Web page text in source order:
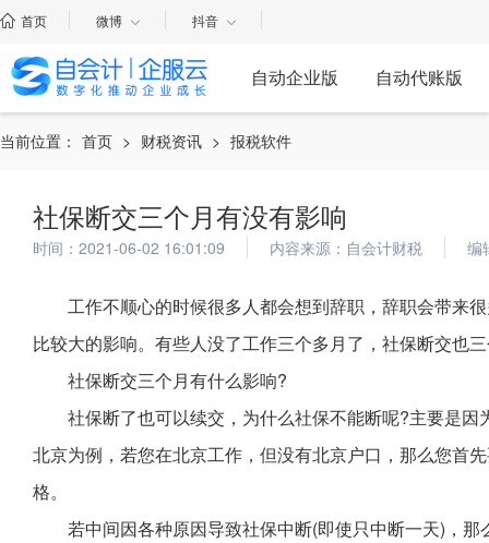
首页 微博 抖音
自动企业版 自动代账版
当前位置： 首页 > 财税资讯 > 报税软件
社保断交三个月有没有影响
时间：2021-06-02 16:01:09 内容来源：自会计财税 编
工作不顺心的时候很多人都会想到辞职，辞职会带来
比较大的影响。有些人没了工作三个多月了，社保断交也
社保断交三个月有什么影响?
社保断了也可以续交，为什么社保不能断呢?主要是
北京为例，若您在北京工作，但没有北京户口，那么您首
格。
若中间因各种原因导致社保中断(即使只中断一天)，